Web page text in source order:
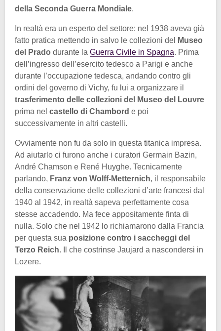
della Seconda Guerra Mondiale.
In realtà era un esperto del settore: nel 1938 aveva già
fatto pratica mettendo in salvo le collezioni del
Museo
del Prado durante la Guerra Civile in Spagna. Prima
dell’ingresso dell’esercito tedesco a Parigi e anche
durante l’occupazione tedesca, andando contro gli
ordini del governo di Vichy, fu lui a organizzare il
trasferimento delle collezioni del Museo del Louvre
prima nel castello di Chambord e poi
successivamente in altri castelli.
Ovviamente non fu da solo in questa titanica impresa.
Ad aiutarlo ci furono anche i curatori Germain Bazin,
André Chamson e René Huyghe. Tecnicamente
parlando, Franz von Wolff-Metternich, il responsabile
della conservazione delle collezioni d’arte francesi dal
1940 al 1942, in realtà sapeva perfettamente cosa
stesse accadendo. Ma fece appositamente finta di
nulla. Solo che nel 1942 lo richiamarono dalla Francia
per questa sua posizione contro i saccheggi del
Terzo Reich. Il che costrinse Jaujard a nascondersi in
Lozere.